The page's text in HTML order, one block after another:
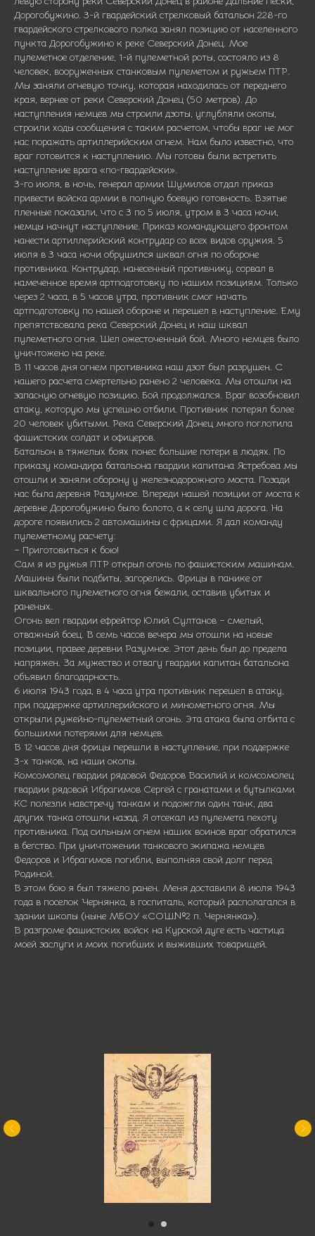
Дорогобужино. 3-й гвардейский стрелковый батальон 228-го
гвардейского стрелкового полка занял позицию от населенного
пункта Дорогобужино к реке Северский Донец. Мое
пулеметное отделение, 1-й пулеметной роты, состояло из 8
человек, вооруженных станковым пулеметом и ружьем ПТР.
Мы заняли огневую точку, которая находилась от переднего
края, вернее от реки Северский Донец (50 метров). До
наступления немцев мы строили дзоты, углубляли окопы,
строили ходы сообщения с таким расчетом, чтобы враг не мог
нас поражать артиллерийским огнем. Нам было известно, что
враг готовится к наступлению. Мы готовы были встретить
наступление врага «по-гвардейски».
3-го июля, в ночь, генерал армии Шумилов отдал приказ
привести войска армии в полную боевую готовность. Взятые
пленные показали, что с 3 по 5 июля, утром в 3 часа ночи,
немцы начнут наступление. Приказ командующего фронтом
нанести артиллерийский контрудар со всех видов оружия. 5
июля в 3 часа ночи обрушился шквал огня по обороне
противника. Контрудар, нанесенный противнику, сорвал в
намеченное время артподготовку по нашим позициям. Только
через 2 часа, в 5 часов утра, противник смог начать
артподготовку по нашей обороне и перешел в наступление. Ему
препятствовала река Северский Донец и наш шквал
пулеметного огня. Шел ожесточенный бой. Много немцев было
уничтожено на реке.
В 11 часов дня огнем противника наш дзот был разрушен. С
нашего расчета смертельно ранено 2 человека. Мы отошли на
запасную огневую позицию. Бой продолжался. Враг возобновил
атаку, которую мы успешно отбили. Противник потерял более
20 человек убитыми. Река Северский Донец много поглотила
фашистских солдат и офицеров.
Батальон в тяжелых боях понес большие потери в людях. По
приказу командира батальона гвардии капитана Ястребова мы
отошли и заняли оборону у железнодорожного моста. Позади
нас была деревня Разумное. Впереди нашей позиции от моста к
деревне Дорогобужино было болото, а к селу шла дорога. На
дороге появились 2 автомашины с фрицами. Я дал команду
пулеметному расчету:
– Приготовиться к бою!
Сам я из ружья ПТР открыл огонь по фашистским машинам.
Машины были подбиты, загорелись. Фрицы в панике от
шквального пулеметного огня бежали, оставив убитых и
раненых.
Огонь вел гвардии ефрейтор Юлий Султанов – смелый,
отважный боец. В семь часов вечера мы отошли на новые
позиции, правее деревни Разумное. Этот день был до предела
напряжен. За мужество и отвагу гвардии капитан батальона
объявил благодарность.
6 июля 1943 года, в 4 часа утра противник перешел в атаку,
при поддержке артиллерийского и минометного огня. Мы
открыли ружейно-пулеметный огонь. Эта атака была отбита с
большими потерями для немцев.
В 12 часов дня фрицы перешли в наступление, при поддержке
3-х танков, на наши окопы.
Комсомолец гвардии рядовой Федоров Василий и комсомолец
гвардии рядовой Ибрагимов Сергей с гранатами и бутылками
КС полезли навстречу танкам и подожгли один танк, два
других танка отошли назад. Я отсекал из пулемета пехоту
противника. Под сильным огнем наших воинов враг обратился
в бегство. При уничтожении танкового экипажа немцев
Федоров и Ибрагимов погибли, выполняя свой долг перед
Родиной.
В этом бою я был тяжело ранен. Меня доставили 8 июля 1943
года в поселок Чернянка, в госпиталь, который располагался в
здании школы (ныне МБОУ «СОШ№2 п. Чернянка»).
В разгроме фашистских войск на Курской дуге есть частица
моей заслуги и моих погибших и выживших товарищей.